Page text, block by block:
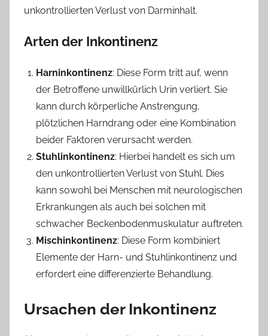
unkontrollierten Verlust von Darminhalt.
Arten der Inkontinenz
Harninkontinenz: Diese Form tritt auf, wenn
der Betroffene unwillkürlich Urin verliert. Sie
kann durch körperliche Anstrengung,
plötzlichen Harndrang oder eine Kombination
beider Faktoren verursacht werden.
Stuhlinkontinenz: Hierbei handelt es sich um
den unkontrollierten Verlust von Stuhl. Dies
kann sowohl bei Menschen mit neurologischen
Erkrankungen als auch bei solchen mit
schwacher Beckenbodenmuskulatur auftreten.
Mischinkontinenz: Diese Form kombiniert
Elemente der Harn- und Stuhlinkontinenz und
erfordert eine differenzierte Behandlung.
Ursachen der Inkontinenz